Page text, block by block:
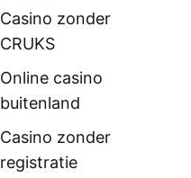
Casino zonder
CRUKS
Online casino
buitenland
Casino zonder
registratie